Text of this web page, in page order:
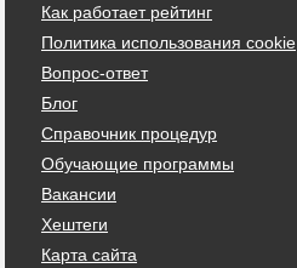
Как работает рейтинг
Политика использования cookie
Вопрос-ответ
Блог
Справочник процедур
Обучающие программы
Вакансии
Хештеги
Карта сайта